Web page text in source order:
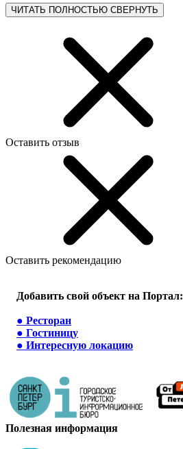
ЧИТАТЬ ПОЛНОСТЬЮ СВЕРНУТЬ
Оставить отзыв
Оставить рекомендацию
Добавить свой объект на Портал:
● Ресторан
● Гостиницу
● Интересную локацию
Полезная информация